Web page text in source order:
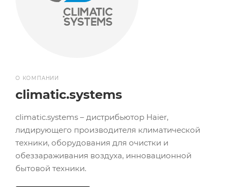
О КОМПАНИИ
climatic.systems
climatic.systems – дистрибьютор Haier,
лидирующего производителя климатической
техники, оборудования для очистки и
обеззараживания воздуха, инновационной
бытовой техники.